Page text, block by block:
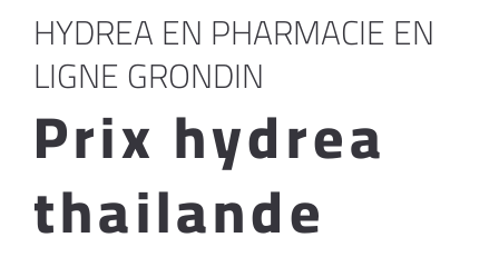
HYDREA EN PHARMACIE EN
LIGNE GRONDIN
Prix hydrea
thailande